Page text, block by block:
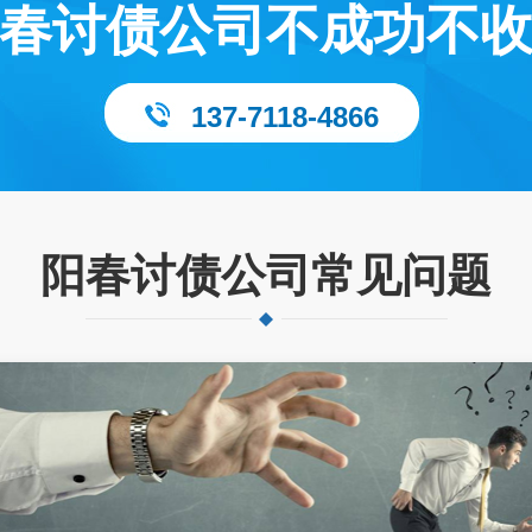
讨债公司不成功不
137-7118-4866
阳春讨债公司常见问题